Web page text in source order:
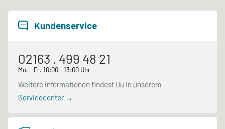
Kundenservice
02163 . 499 48 21
Mo. - Fr. 10:00 - 13:00 Uhr
Weitere Informationen findest Du in unserem
Servicecenter →